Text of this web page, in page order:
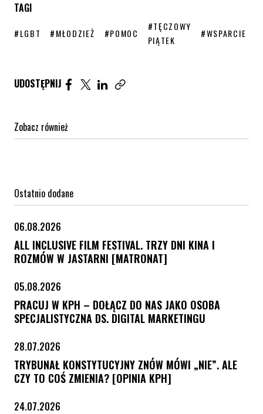
TAGI
STRONA TAGU WPISÓW
#LGBT STRONA TAGU WPISÓW
#MŁODZIEŻ STRONA TAGU WPISÓW
#POMOC
STRONA TAGU WPISÓW
#TĘCZOWY
PIĄTEK
STRONA TAGU
#WSPARCIE
UDOSTĘPNIJ Udostępnij artykuł na Facebook. Strona otwiera się
Udostępnij artykuł na Twitter. Strona otwiera
Udostępnij artykuł na Linkedin. Strona
Zobacz również
Ostatnio dodane
06.08.2026
ALL INCLUSIVE FILM FESTIVAL. TRZY DNI KINA I
ROZMÓW W JASTARNI [MATRONAT]
05.08.2026
PRACUJ W KPH – DOŁĄCZ DO NAS JAKO OSOBA
SPECJALISTYCZNA DS. DIGITAL MARKETINGU
28.07.2026
TRYBUNAŁ KONSTYTUCYJNY ZNÓW MÓWI „NIE”. ALE
CZY TO COŚ ZMIENIA? [OPINIA KPH]
24.07.2026